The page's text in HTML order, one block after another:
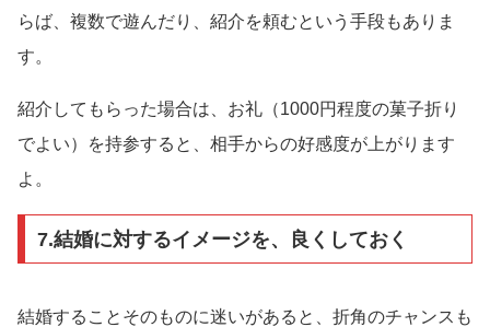
らば、複数で遊んだり、紹介を頼むという手段もありま
す。
紹介してもらった場合は、お礼（1000円程度の菓子折り
でよい）を持参すると、相手からの好感度が上がります
よ。
7.結婚に対するイメージを、良くしておく
結婚することそのものに迷いがあると、折角のチャンスも